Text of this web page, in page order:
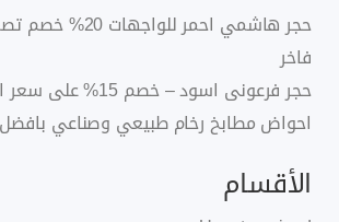
حجر هاشمي احمر
فاخر
حجر فرعونى اسود – خصم 15% على سعر المتر
احواض مطابخ رخام طبيعي وصناعي
الأقسام